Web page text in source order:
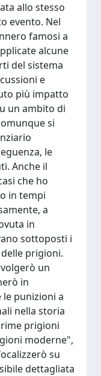
allo stesso
evento. Nel
famosi a
alcune
del sistema
e
più impatto
un ambito di
si
le
Anche il
che ho
in tempi
a
in
sottoposti i
prigioni.
un
in
punizioni a
nella storia
prigioni
moderne",
su
dettagliata